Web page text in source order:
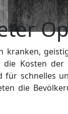
kranken,
Kosten
für schnelles
die